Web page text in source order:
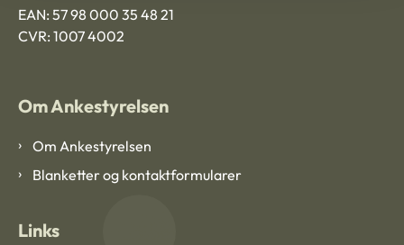
EAN: 57 98 000 35 48 21
CVR: 1007 4002
Om Ankestyrelsen
Om Ankestyrelsen
Blanketter og kontaktformularer
Links